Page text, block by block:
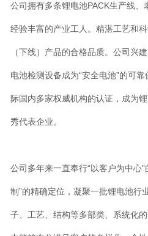
公司拥有多条锂电池PACK生产线
经验丰富的产业工人。精湛工艺和
（下线）产品的合格品质。公司兴
电池检测设备成为“安全电池”的可
际国内多家权威机构的认证，成为
秀代表企业。
公司多年来一直奉行“以客户为中心
制”的精确定位，凝聚一批锂电池行
子、工艺、结构等多部类、系统化